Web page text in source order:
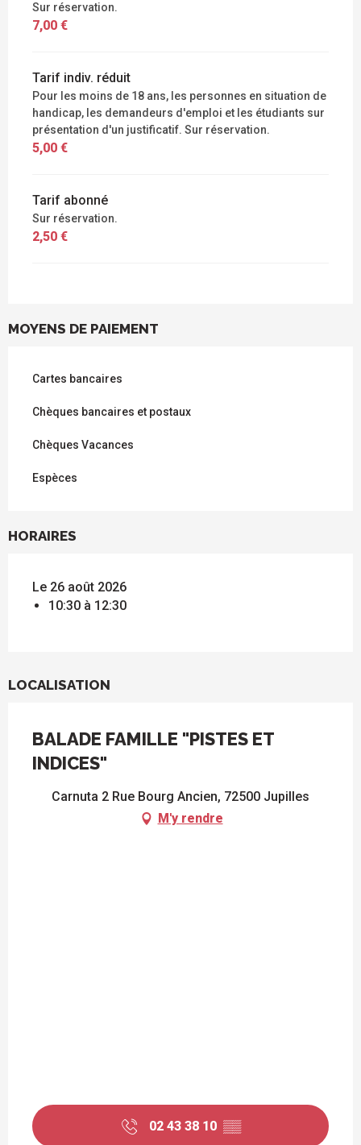
Sur réservation.
7,00 €
Tarif indiv. réduit
Pour les moins de 18 ans, les personnes en situation de
handicap, les demandeurs d'emploi et les étudiants sur
présentation d'un justificatif. Sur réservation.
5,00 €
Tarif abonné
Sur réservation.
2,50 €
MOYENS DE PAIEMENT
Cartes bancaires
Chèques bancaires et postaux
Chèques Vacances
Espèces
HORAIRES
Le 26 août 2026
10:30 à 12:30
LOCALISATION
BALADE FAMILLE "PISTES ET
INDICES"
Carnuta 2 Rue Bourg Ancien, 72500 Jupilles
M'y rendre
02 43 38 10 ▒▒